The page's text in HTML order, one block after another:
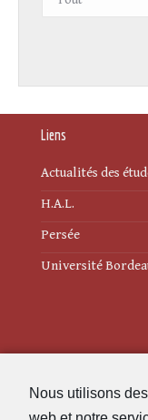
Nous utilisons
Liens
Actualités des
H.A.L.
Persée
Université
Politique de